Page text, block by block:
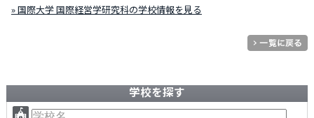
» 国際大学 国際経営学研究科の学校情報を見る
学校を探す